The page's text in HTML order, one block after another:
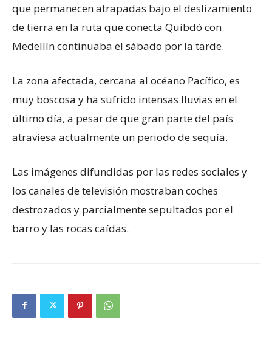
que permanecen atrapadas bajo el deslizamiento
de tierra en la ruta que conecta Quibdó con
Medellín continuaba el sábado por la tarde.
La zona afectada, cercana al océano Pacífico, es
muy boscosa y ha sufrido intensas lluvias en el
último día, a pesar de que gran parte del país
atraviesa actualmente un periodo de sequía.
Las imágenes difundidas por las redes sociales y
los canales de televisión mostraban coches
destrozados y parcialmente sepultados por el
barro y las rocas caídas.